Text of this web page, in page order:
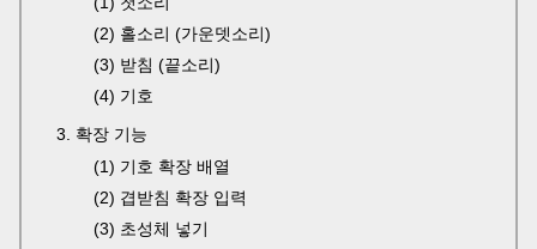
(2) 홀소리 (가운뎃소리)
(3) 받침 (끝소리)
(4) 기호
3. 확장 기능
(1) 기호 확장 배열
(2) 겹받침 확장 입력
(3) 초성체 넣기